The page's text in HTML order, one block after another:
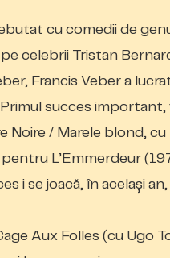
cu comedii de
celebrii Tristan
Francis Veber a
succes
Noire / Marele blond, cu
pentru L’Emmerdeur
i se joacă, în acelaşi an,
Aux Folles (cu Ugo